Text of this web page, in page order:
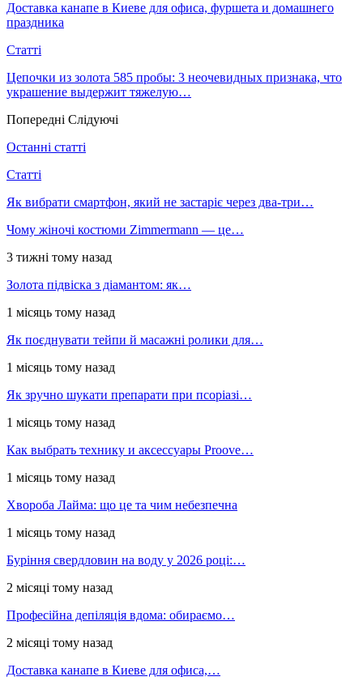
Доставка канапе в Киеве для офиса, фуршета и домашнего
праздника
Статті
Цепочки из золота 585 пробы: 3 неочевидных признака, что
украшение выдержит тяжелую…
Попередні Слідуючі
Останні статті
Статті
Як вибрати смартфон, який не застаріє через два-три…
Чому жіночі костюми Zimmermann — це…
3 тижні тому назад
Золота підвіска з діамантом: як…
1 місяць тому назад
Як поєднувати тейпи й масажні ролики для…
1 місяць тому назад
Як зручно шукати препарати при псоріазі…
1 місяць тому назад
Как выбрать технику и аксессуары Proove…
1 місяць тому назад
Хвороба Лайма: що це та чим небезпечна
1 місяць тому назад
Буріння свердловин на воду у 2026 році:…
2 місяці тому назад
Професійна депіляція вдома: обираємо…
2 місяці тому назад
Доставка канапе в Киеве для офиса,…